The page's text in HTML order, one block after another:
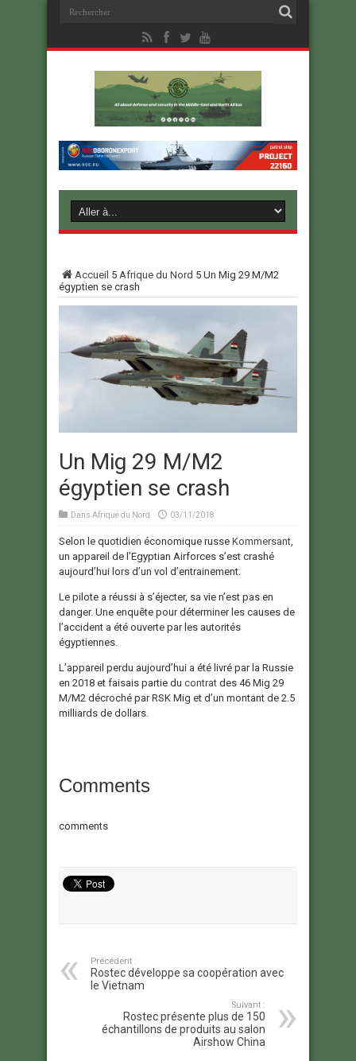
Accueil 5 Afrique du Nord 5 Un Mig 29 M/M2
égyptien se crash
Un Mig 29 M/M2
égyptien se crash
Dans Afrique du Nord 03/11/2018
Selon le quotidien économique russe Kommersant
un appareil de l’Egyptian Airforces s’est crashé
aujourd’hui lors d’un vol d’entrainement.
Le pilote a réussi à s’éjecter, sa vie n’est pas en
danger. Une enquête pour déterminer les causes de
l’accident a été ouverte par les autorités
égyptiennes.
L’appareil perdu aujourd’hui a été livré par la Russie
en 2018 et faisais partie du contrat des 46 Mig 29
M/M2 décroché par RSK Mig et d’un montant de 2.5
milliards de dollars.
Comments
comments
Précédent :
Rostec développe sa coopération avec
le Vietnam
Suivant :
Rostec présente plus de 150
échantillons de produits au salon
Airshow China